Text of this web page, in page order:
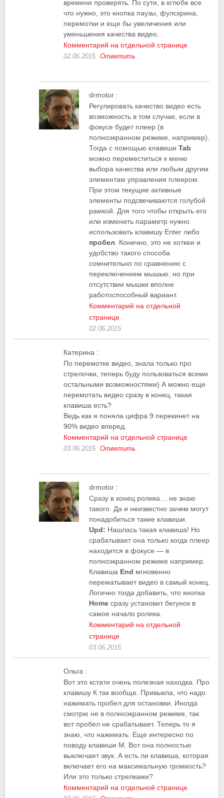
времени проверять. По сути, в ютюбе все
что нужно, это кнопка паузы, фулскрина,
перемотки и еще бы увеличения или
уменьшения качества видео.
Комментарий на отдельной странице
02.06.2015 Ответить
drmotor :
Регулировать качество видео есть
возможность в том случае, если в
фокусе будет плеер (в
полноэкранном режиме, например).
Тогда с помощью клавишиTab
можно переместиться к меню
выбора качества или любым другим
элементам управления плеером.
При этом текущие активные
элементы подсвечиваются голубой
рамкой. Для того чтобы открыть его
или изменить параметр нужно
использовать клавишу Enter либо
пробел . Конечно, это не хоткеи и
удобство такого способа
сомнительно по сравнению с
переключением мышью, но при
отсутствии мышки вполне
работоспособный вариант.
Комментарий на отдельной
странице
02.06.2015
Катерина :
По перемотке видео, знала только про
стрелочки, теперь буду пользоваться всеми
остальными возможностями) А можно еще
перемотать видео сразу в конец, такая
клавиша есть?
Ведь как я поняла цифра 9 перекинет на
90% видео вперед.
Комментарий на отдельной странице
03.06.2015 Ответить
drmotor :
Сразу в конец ролика… не знаю
такого. Да и неизвестно зачем могут
понадобиться такие клавиши.
Upd: Нашлась такая клавиша! Но
срабатывает она только когда плеер
находится в фокусе — в
полноэкранном режиме например.
Клавиша End мгновенно
перематывает видео в самый конец.
Логично тогда добавить, что кнопка
Home сразу установит бегунок в
самое начало ролика.
Комментарий на отдельной
странице
03.06.2015
Ольга :
Вот это кстати очень полезная находка. Про
клавишу К так вообще. Привыкла, что надо
нажимать пробел для остановки. Иногда
смотрю не в полноэкранном режиме, так
вот пробел не срабатывает. Теперь то я
знаю, что нажимать. Еще интересно по
поводу клавиши М. Вот она полностью
выключает звук. А есть ли клавиша, которая
включает его на максимальную громкость?
Или это только стрелками?
Комментарий на отдельной странице